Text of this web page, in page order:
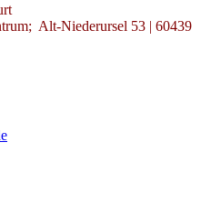
Alt-Niederursel 53 | 60439